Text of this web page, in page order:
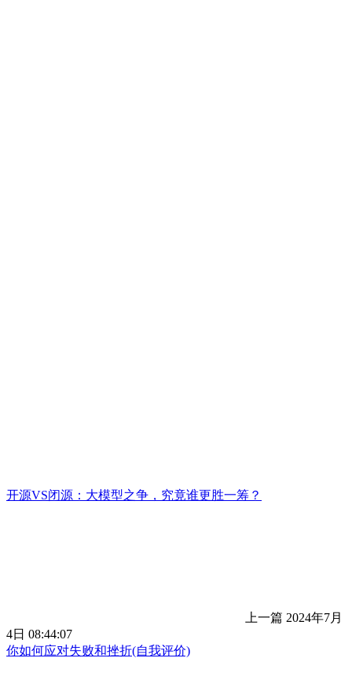
开源VS闭源：大模型之争，究竟谁更胜一筹？
上一篇 2024年7月
4日 08:44:07
你如何应对失败和挫折(自我评价)